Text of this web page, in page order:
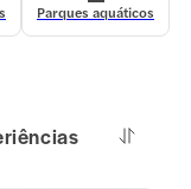
Parques aquáticos